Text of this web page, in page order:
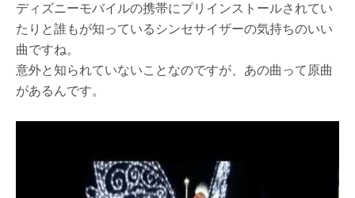
ディズニーモバイルの携帯にプリインストールされてい
たりと誰もが知っているシンセサイザーの気持ちのいい
曲ですね。
意外と知られていないことなのですが、あの曲って原曲
があるんです。